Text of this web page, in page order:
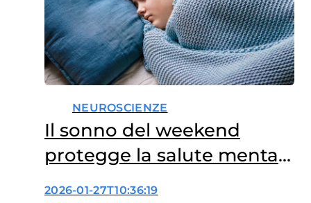
NEUROSCIENZE
Il sonno del weekend
protegge la salute mentale
dei giovani?
2026-01-27T10:36:19